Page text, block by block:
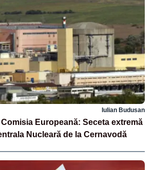
Iulian Budusan
Europeană: Seceta extremă
Nucleară de la Cernavodă